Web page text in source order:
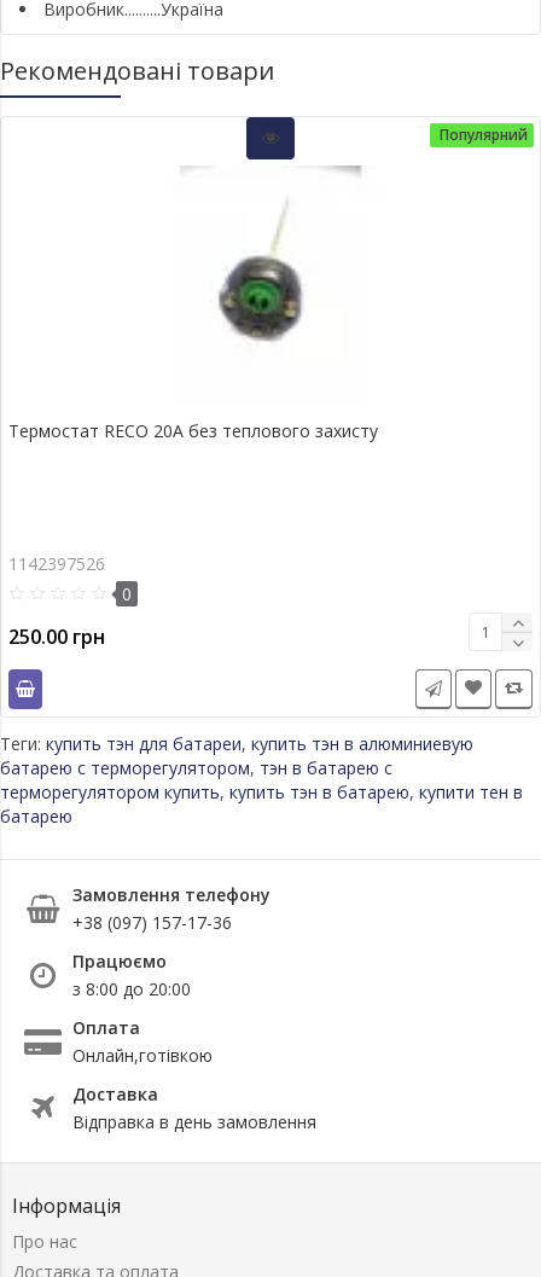
Виробник..........Україна
Рекомендовані товари
Популярний
Термостат RECO 20A без теплового захисту
1142397526
0
250.00 грн
Теги: купить тэн для батареи, купить тэн в алюминиевую
батарею с терморегулятором, тэн в батарею с
терморегулятором купить, купить тэн в батарею, купити тен в
батарею
Замовлення телефону
+38 (097) 157-17-36
Працюємо
з 8:00 до 20:00
Оплата
Онлайн,готівкою
Доставка
Відправка в день замовлення
Інформація
Про нас
Доставка та оплата